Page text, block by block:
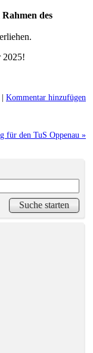
Rahmen des
2025!
| Kommentar hinzufügen
für den TuS Oppenau »